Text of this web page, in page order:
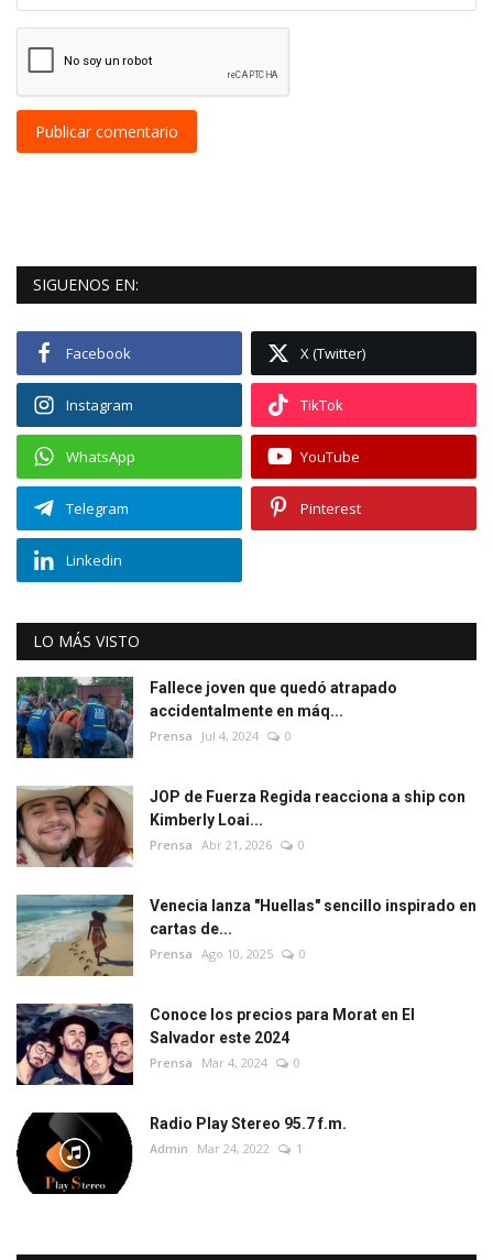
Publicar comentario
SIGUENOS EN:
Facebook X (Twitter)
Instagram TikTok
WhatsApp YouTube
Telegram Pinterest
Linkedin
LO MÁS VISTO
Fallece joven que quedó atrapado
accidentalmente en máq...
Prensa Jul 4, 2024 0
JOP de Fuerza Regida reacciona a ship con
Kimberly Loai...
Prensa Abr 21, 2026 0
Venecia lanza "Huellas" sencillo inspirado en
cartas de...
Prensa Ago 10, 2025 0
Conoce los precios para Morat en El
Salvador este 2024
Prensa Mar 4, 2024 0
Radio Play Stereo 95.7 f.m.
Admin Mar 24, 2022 1